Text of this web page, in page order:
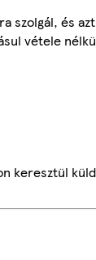
szolgál, és
vétele
keresztül